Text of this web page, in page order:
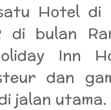
Hotel di
di bulan
Inn
dan
jalan utama.